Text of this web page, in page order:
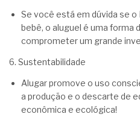
Se você está em dúvida se o
bebê, o aluguel é uma
comprometer um grande
6. Sustentabilidade
Alugar promove o uso
a produção e o descarte de
econômica e ecológica!